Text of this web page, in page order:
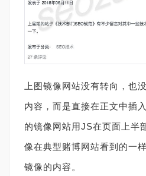
上图镜像网站没有转向，也
内容，而是直接在正文中插
的镜像网站用JS在页面上半
像在典型赌博网站看到的一
镜像的内容。